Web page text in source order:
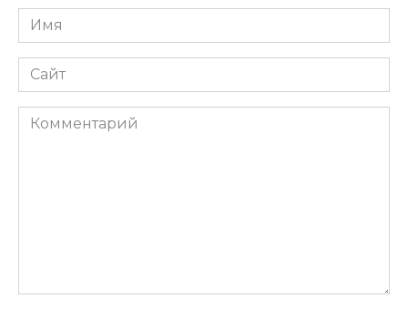
Имя
*
Сайт
Комментарий